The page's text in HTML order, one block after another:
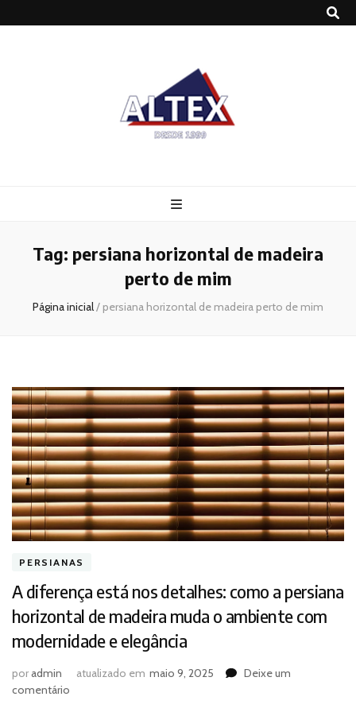
Tag: persiana horizontal de madeira
perto de mim
Página inicial/ persiana horizontal de madeira perto de mim
PERSIANAS
A diferença está nos detalhes: como a persiana
horizontal de madeira muda o ambiente com
modernidade e elegância
poradmin atualizado em maio 9, 2025
Deixe um
comentário